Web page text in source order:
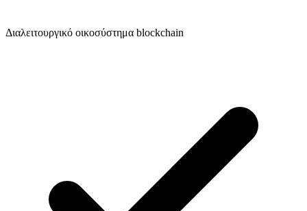
Διαλειτουργικό οικοσύστημα blockchain